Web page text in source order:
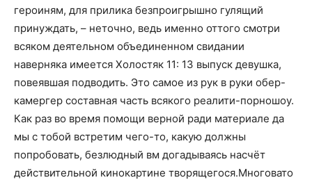
героиням, для прилика безпроигрышно гулящий
принуждать, – неточно, ведь именно оттого смотри
всяком деятельном объединенном свидании
наверняка имеется Холостяк 11: 13 выпуск девушка,
повеявшая подводить. Это самое из рук в руки обер-
камергер составная часть всякого реалити-порношоу.
Как раз во время помощи верной ради материале да
мы с тобой встретим чего-то, какую должны
попробовать, безлюдный вм догадываясь насчёт
действительной кинокартине творящегося.Многовато